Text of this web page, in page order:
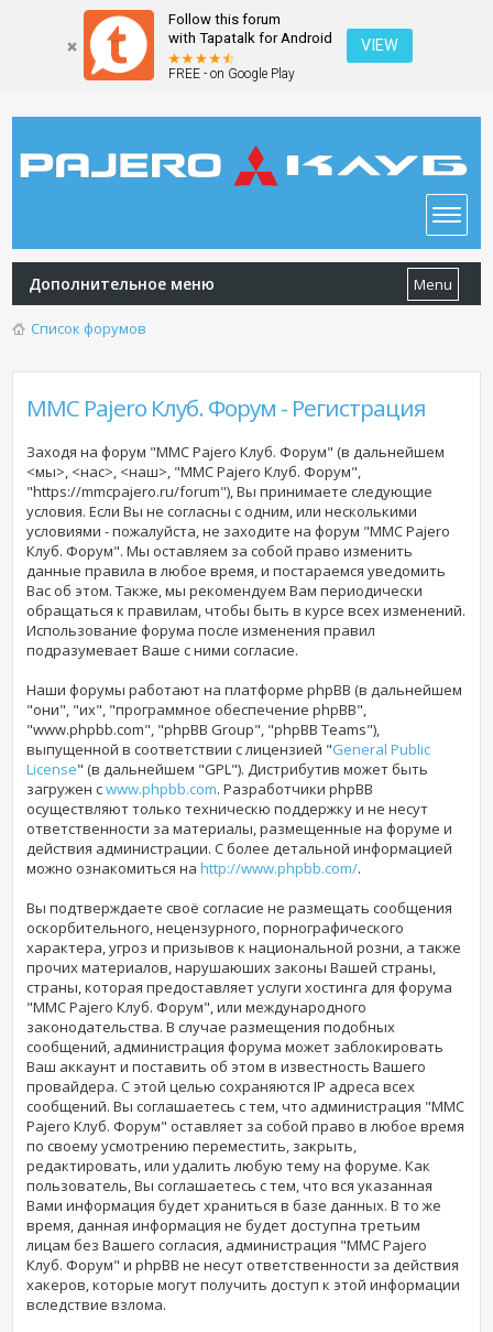
Follow this forum
with Tapatalk for Android
FREE - on Google Play
VIEW
Дополнительное меню Menu
Список форумов
MMC Pajero Клуб. Форум - Регистрация
Заходя на форум "MMC Pajero Клуб. Форум" (в дальнейшем
<мы>, <нас>, <наш>, "MMC Pajero Клуб. Форум",
"https://mmcpajero.ru/forum"), Вы принимаете следующие
условия. Если Вы не согласны с одним, или несколькими
условиями - пожалуйста, не заходите на форум "MMC Pajero
Клуб. Форум". Мы оставляем за собой право изменить
данные правила в любое время, и постараемся уведомить
Вас об этом. Также, мы рекомендуем Вам периодически
обращаться к правилам, чтобы быть в курсе всех изменений.
Использование форумапосле изменения правил
подразумевает Ваше с ними согласие.
Наши форумы работают на платформе phpBB (в дальнейшем
"они", "их", "программное обеспечение phpBB",
"www.phpbb.com", "phpBB Group", "phpBB Teams"),
выпущенной в соответствии с лицензией "General Public
License" (в дальнейшем "GPL"). Дистрибутив может быть
загружен сwww.phpbb.com. Разработчики phpBB
осуществляют только техническю поддержку и не несут
ответственности за материалы, размещенные на форуме и
действия администрации. С более детальной информацией
можно ознакомиться наhttp://www.phpbb.com/.
Вы подтверждаете своё согласие не размещать сообщения
оскорбительного, нецензурного, порнографического
характера, угроз и призывов к национальной розни, а также
прочих материалов, нарушаюших законы Вашей страны,
страны, которая предоставляет услуги хостинга для форума
"MMC Pajero Клуб. Форум", или международного
законодательства. В случае размещения подобных
сообщений, администрация форума может заблокировать
Ваш аккаунт и поставить об этом в известность Вашего
провайдера. С этой целью сохраняются IP адреса всех
сообщений. Вы соглашаетесь с тем, что администрация "MMC
Pajero Клуб. Форум" оставляет за собой право в любое время
по своему усмотрению переместить, закрыть,
редактировать, или удалить любую тему на форуме. Как
пользователь, Вы соглашаетесь с тем, что вся указанная
Вами информация будет храниться в базе данных. В то же
время, данная информация не будет доступна третьим
лицам без Вашего согласия, администрация "MMC Pajero
Клуб. Форум" и phpBB не несут ответственности за действия
хакеров, которые могут получить доступ к этой информации
вследствие взлома.